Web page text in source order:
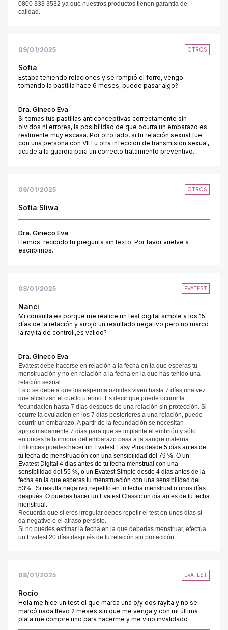
0800 333 3532 ya que nuestros productos tienen garantía de
calidad.
09/01/2025 OTROS
Sofia
Estaba teniendo relaciones y se rompió el forro, vengo
tomando la pastilla hace 6 meses, puede pasar algo?
Dra. Gineco Eva
Si tomas tus pastillas anticonceptivas correctamente sin
olvidos ni errores, la posibilidad de que ocurra un embarazo es
realmente muy escasa. Por otro lado, si tu relación sexual fue
con una persona con VIH u otra infección de transmisión sexual,
acude a la guardia para un correcto tratamiento preventivo.
09/01/2025 OTROS
Sofía Sliwa
Dra. Gineco Eva
Hemos recibido tu pregunta sin texto. Por favor vuelve a
escribirnos.
08/01/2025 EVATEST
Nanci
Mi consulta es porque me realice un test digital simple a los 15
días de la relación y arrojo un resultado negativo pero no marcó
la rayita de control ,es válido?
Dra. Gineco Eva
Evatest debe hacerse en relación a la fecha en la que esperas tu
menstruación y no en relación a la fecha en la que has tenido una
relación sexual.
Esto se debe a que los espermatozoides viven hasta 7 días una vez
que alcanzan el cuello uterino. Es decir que puede ocurrir la
fecundación hasta 7 días después de una relación sin protección. Si
ocurre la ovulación en los 7 días posteriores a una relación, puede
ocurrir un embarazo. A partir de la fecundación se necesitan
aproximadamente 7 días para que se implante el embrión y sólo
entonces la hormona del embarazo pasa a la sangre materna.
Entonces puedes hacer un Evatest Easy Plus desde 5 días antes de
tu fecha de menstruación con una sensibilidad del 79 %. O un
Evatest Digital 4 días antes de tu fecha menstrual con una
sensibilidad del 55 %, o un Evatest Simple desde 4 días antes de la
fecha en la que esperas tu menstruación con una sensibilidad del
53%. Si resulta negativo, repetilo en tu fecha menstrual o unos días
después. O puedes hacer un Evatest Classic un día antes de tu fecha
menstrual.
Recuerda que si eres irregular debes repetir el test en unos días si
da negativo o el atraso persiste.
Si no puedes estimar la fecha en la que deberías menstruar, efectúa
un Evatest 20 días después de tu relación sin protección.
08/01/2025 EVATEST
Rocio
Hola me hice un test el que marca una o/y dos rayita y no se
marcó nada llevo 2 meses sin que me venga y con mi última
plata me compre uno para hacerme y me vino invalidado